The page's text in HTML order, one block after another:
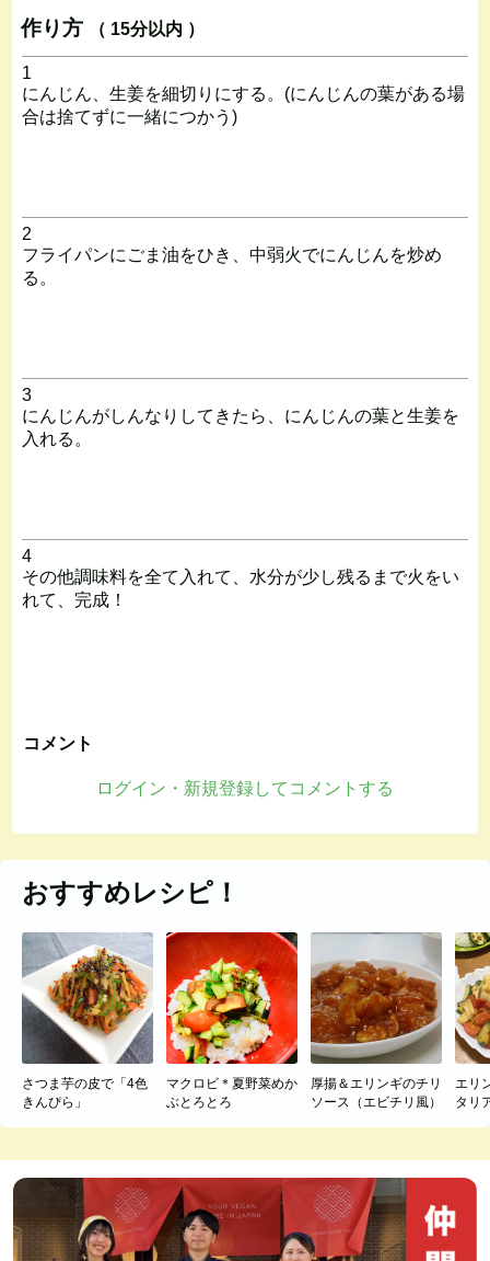
作り方 （ 15分以内 ）
1
にんじん、生姜を細切りにする。(にんじんの葉がある場
合は捨てずに一緒につかう)
2
フライパンにごま油をひき、中弱火でにんじんを炒め
る。
3
にんじんがしんなりしてきたら、にんじんの葉と生姜を
入れる。
4
その他調味料を全て入れて、水分が少し残るまで火をい
れて、完成！
コメント
ログイン・新規登録してコメントする
おすすめレシピ！
さつま芋の皮で「4色
きんぴら」
マクロビ＊夏野菜めか
ぶとろとろ
厚揚＆エリンギのチリ
ソース（エビチリ風）
エリ
タリ